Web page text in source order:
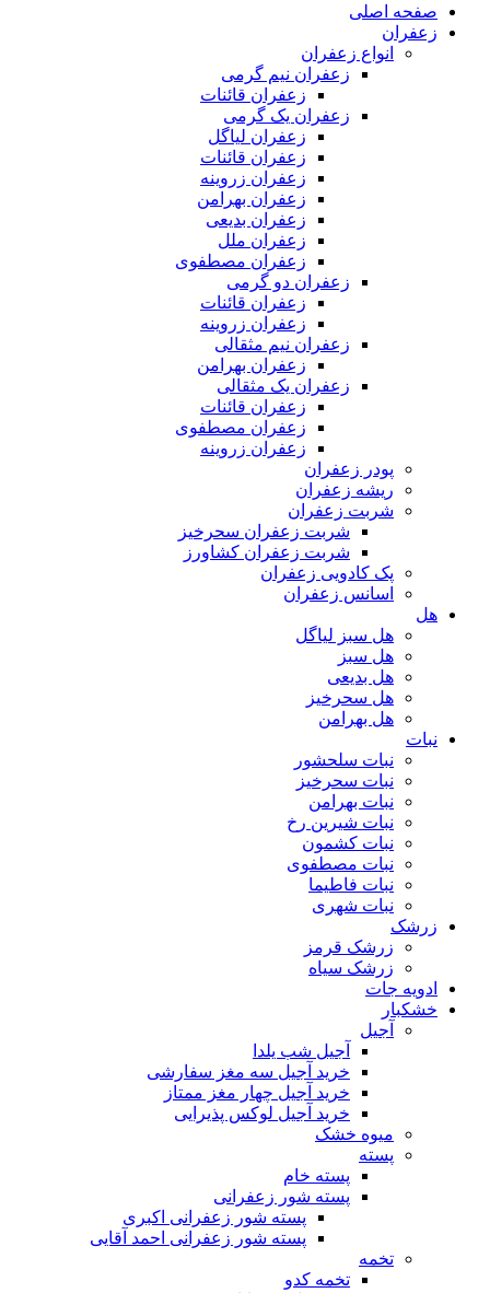
صفحه اصلی
زعفران
انواع زعفران
زعفران نیم گرمی
زعفران قائنات
زعفران یک گرمی
زعفران لیاگل
زعفران قائنات
زعفران زروینه
زعفران بهرامن
زعفران بدیعی
زعفران ملل
زعفران مصطفوی
زعفران دو گرمی
زعفران قائنات
زعفران زروینه
زعفران نیم مثقالی
زعفران بهرامن
زعفران یک مثقالی
زعفران قائنات
زعفران مصطفوی
زعفران زروینه
پودر زعفران
ریشه زعفران
شربت زعفران
شربت زعفران سحرخیز
شربت زعفران کشاورز
پک کادویی زعفران
اسانس زعفران
هل
هل سبز لیاگل
هل سبز
هل بدیعی
هل سحرخیز
هل بهرامن
نبات
نبات سلحشور
نبات سحرخیز
نبات بهرامن
نبات شیرین رخ
نبات کشمون
نبات مصطفوی
نبات فاطیما
نبات شهری
زرشک
زرشک قرمز
زرشک سیاه
ادویه جات
خشکبار
آجیل
آجیل شب یلدا
خرید آجیل سه مغز سفارشی
خرید آجیل چهار مغز ممتاز
خرید آجیل لوکس پذیرایی
میوه خشک
پسته
پسته خام
پسته شور زعفرانی
پسته شور زعفرانی اکبری
پسته شور زعفرانی احمد آقایی
تخمه
تخمه کدو